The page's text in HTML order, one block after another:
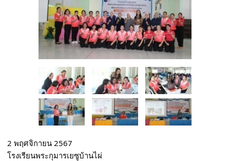
2 พฤศจิกายน 2567
โรงเรียนพระกุมารเยซูบ้านไผ่